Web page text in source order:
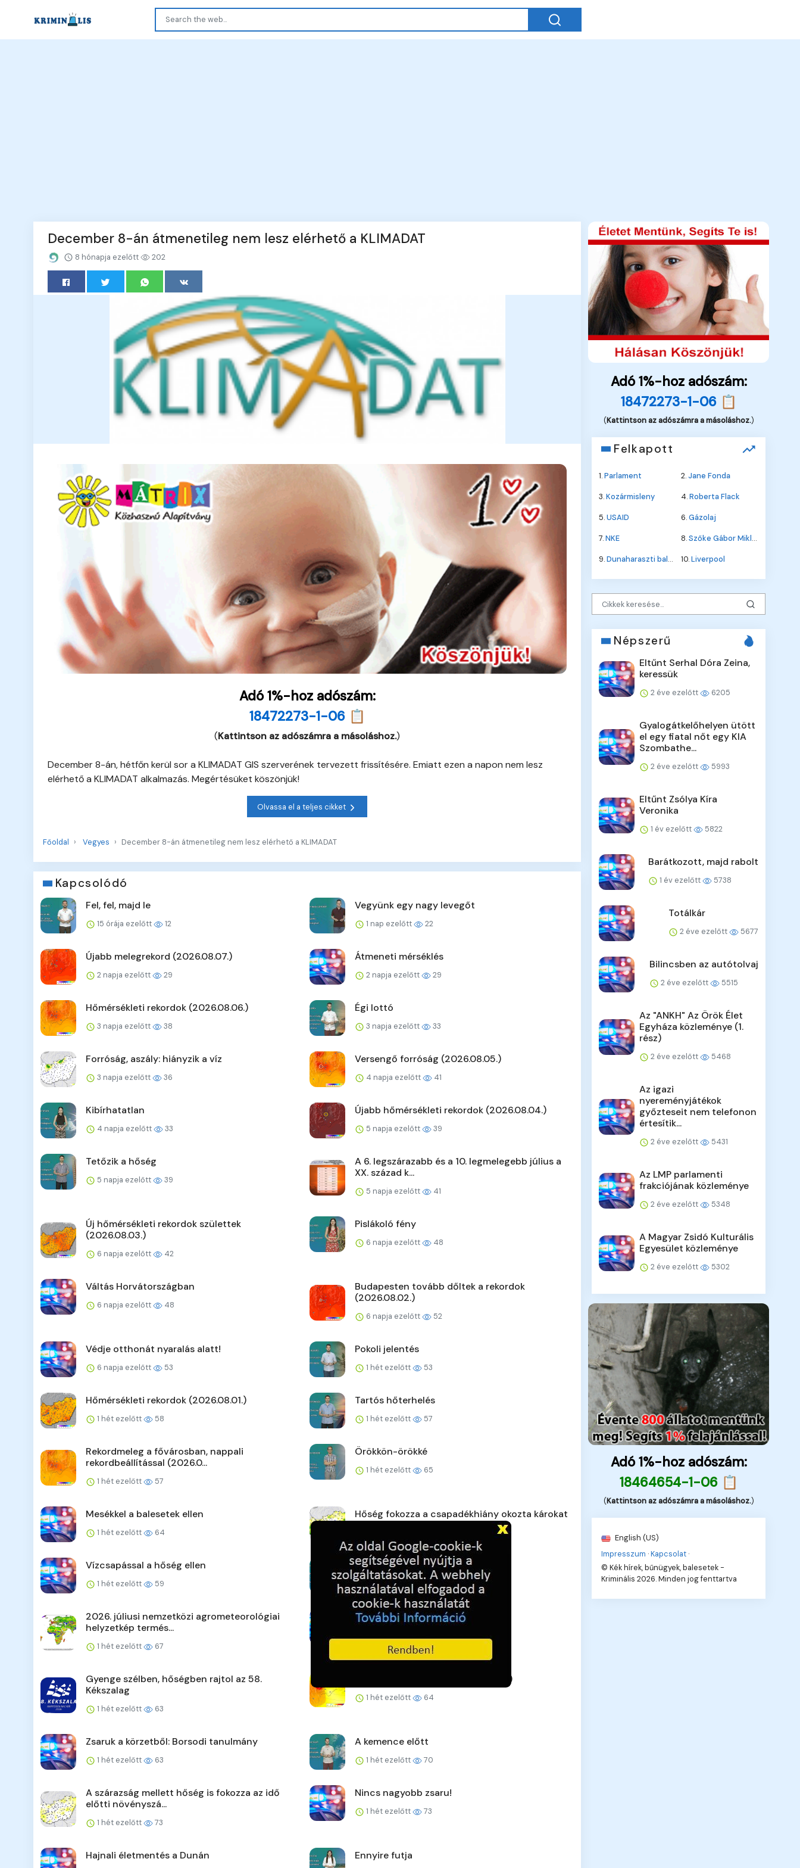
December 8-án átmenetileg nem lesz elérhető a KLIMADAT
8 hónapja ezelőtt 202
Adó 1%-hoz adószám:
18472273-1-06 📋
(Kattintson az adószámra a másoláshoz.)
December 8-án, hétfőn kerül sor a KLIMADAT GIS szerverének tervezett frissítésére. Emiatt ezen a napon nem lesz
elérhető a KLIMADAT alkalmazás. Megértésüket köszönjük!
Olvassa el a teljes cikket
Főoldal Vegyes December 8-án átmenetileg nem lesz elérhető a KLIMADAT
Kapcsolódó
Fel, fel, majd le
15 órája ezelőtt 12
Vegyünk egy nagy levegőt
1 nap ezelőtt 22
Újabb melegrekord (2026.08.07.)
2 napja ezelőtt 29
Átmeneti mérséklés
2 napja ezelőtt 29
Hőmérsékleti rekordok (2026.08.06.)
3 napja ezelőtt 38
Égi lottó
3 napja ezelőtt 33
Forróság, aszály: hiányzik a víz
3 napja ezelőtt 36
Versengő forróság (2026.08.05.)
4 napja ezelőtt 41
Kibírhatatlan
4 napja ezelőtt 33
Újabb hőmérsékleti rekordok (2026.08.04.)
5 napja ezelőtt 39
Tetőzik a hőség
5 napja ezelőtt 39
A 6. legszárazabb és a 10. legmelegebb július a
XX. század k...
5 napja ezelőtt 41
Új hőmérsékleti rekordok születtek
(2026.08.03.)
6 napja ezelőtt 42
Pislákoló fény
6 napja ezelőtt 48
Váltás Horvátországban
6 napja ezelőtt 48
Budapesten tovább dőltek a rekordok
(2026.08.02.)
6 napja ezelőtt 52
Védje otthonát nyaralás alatt!
6 napja ezelőtt 53
Pokoli jelentés
1 hét ezelőtt 53
Hőmérsékleti rekordok (2026.08.01.)
1 hét ezelőtt 58
Tartós hőterhelés
1 hét ezelőtt 57
Rekordmeleg a fővárosban, nappali
rekordbeállítással (2026.0...
1 hét ezelőtt 57
Örökkön-örökké
1 hét ezelőtt 65
Mesékkel a balesetek ellen
1 hét ezelőtt 64
Hőség fokozza a csapadékhiány okozta károkat
Vízcsapással a hőség ellen
1 hét ezelőtt 59
Megállíthatatlan
1 hét ezelőtt 62
2026. júliusi nemzetközi agrometeorológiai
helyzetkép termés...
1 hét ezelőtt 67
Kemény játékok Lengyelországban
Gyenge szélben, hőségben rajtol az 58.
Kékszalag
1 hét ezelőtt 63
Új fővárosi szélrekord (2026.07.27.)
1 hét ezelőtt 64
Zsaruk a körzetből: Borsodi tanulmány
1 hét ezelőtt 63
A kemence előtt
1 hét ezelőtt 70
A szárazság mellett hőség is fokozza az idő
előtti növényszá...
1 hét ezelőtt 73
Nincs nagyobb zsaru!
1 hét ezelőtt 73
Hajnali életmentés a Dunán Ennyire futja
Adó 1%-hoz adószám:
18472273-1-06 📋
(Kattintson az adószámra a másoláshoz.)
Felkapott
1.Parlament 2.Jane Fonda
3.Kozármisleny 4.Roberta Flack
5.USAID 6.Gázolaj
7.NKE 8.Szőke Gábor Miklós
9.Dunaharaszti baleset 10.Liverpool
Népszerű
Eltűnt Serhal Dóra Zeina,
keressük
2 éve ezelőtt 6205
Gyalogátkelőhelyen ütött
el egy fiatal nőt egy KIA
Szombathe...
2 éve ezelőtt 5993
Eltűnt Zsólya Kíra
Veronika
1 év ezelőtt 5822
Barátkozott, majd rabolt
1 év ezelőtt 5738
Totálkár
2 éve ezelőtt 5677
Bilincsben az autótolvaj
2 éve ezelőtt 5515
Az "ANKH" Az Örök Élet
Egyháza közleménye (1.
rész)
2 éve ezelőtt 5468
Az igazi
nyereményjátékok
győzteseit nem telefonon
értesítik...
2 éve ezelőtt 5431
Az LMP parlamenti
frakciójának közleménye
2 éve ezelőtt 5348
A Magyar Zsidó Kulturális
Egyesület közleménye
2 éve ezelőtt 5302
Adó 1%-hoz adószám:
18464654-1-06 📋
(Kattintson az adószámra a másoláshoz.)
English (US)
Impresszum ·Kapcsolat ·
© Kék hírek, bűnügyek, balesetek -
Kriminális 2026. Minden jog fenttartva